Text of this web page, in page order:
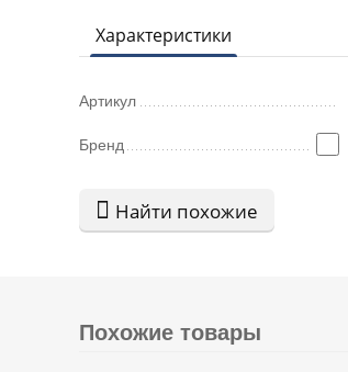
Характеристики
Артикул
Бренд
Найти похожие
Похожие товары